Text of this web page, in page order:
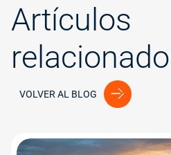
Artículos
VOLVER AL BLOG
Image